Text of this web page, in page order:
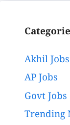
Akhil Jobs
AP Jobs
Govt Jobs
Trending